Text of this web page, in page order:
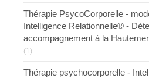
Thérapie PsycoCorporelle -
Intelligence Relationnelle® -
accompagnement à la
(1)
Thérapie psychocorporelle -